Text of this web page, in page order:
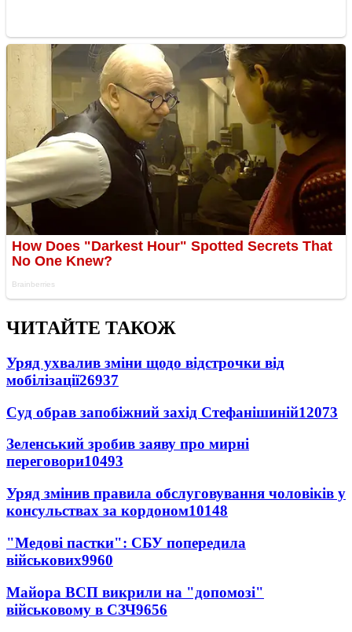
ЧИТАЙТЕ ТАКОЖ
Уряд ухвалив зміни щодо відстрочки від
мобілізації26937
Суд обрав запобіжний захід Стефанішиній12073
Зеленський зробив заяву про мирні
переговори10493
Уряд змінив правила обслуговування чоловіків у
консульствах за кордоном10148
"Медові пастки": СБУ попередила
військових9960
Майора ВСП викрили на "допомозі"
військовому в СЗЧ9656